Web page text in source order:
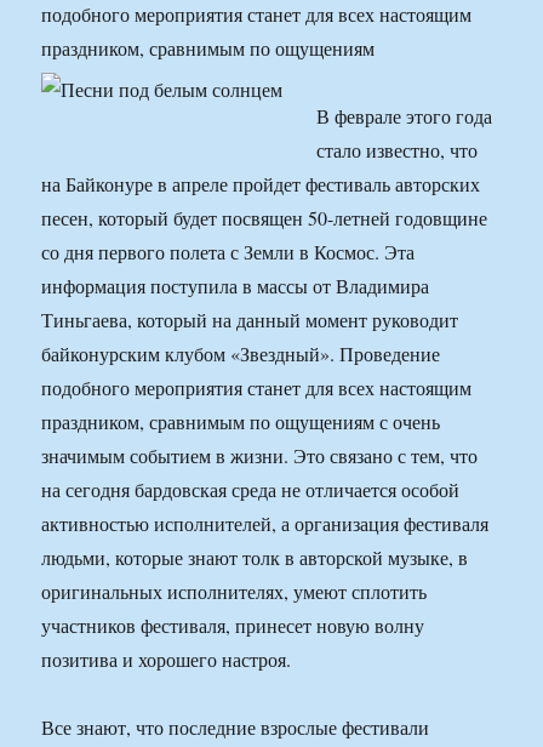
подобного мероприятия станет для всех настоящим
праздником, сравнимым по ощущениям
В феврале этого года
стало известно, что
на Байконуре в апреле пройдет фестиваль авторских
песен, который будет посвящен 50-летней годовщине
со дня первого полета с Земли в Космос. Эта
информация поступила в массы от Владимира
Тиньгаева, который на данный момент руководит
байконурским клубом «Звездный». Проведение
подобного мероприятия станет для всех настоящим
праздником, сравнимым по ощущениям с очень
значимым событием в жизни. Это связано с тем, что
на сегодня бардовская среда не отличается особой
активностью исполнителей, а организация фестиваля
людьми, которые знают толк в авторской музыке, в
оригинальных исполнителях, умеют сплотить
участников фестиваля, принесет новую волну
позитива и хорошего настроя.
Все знают, что последние взрослые фестивали